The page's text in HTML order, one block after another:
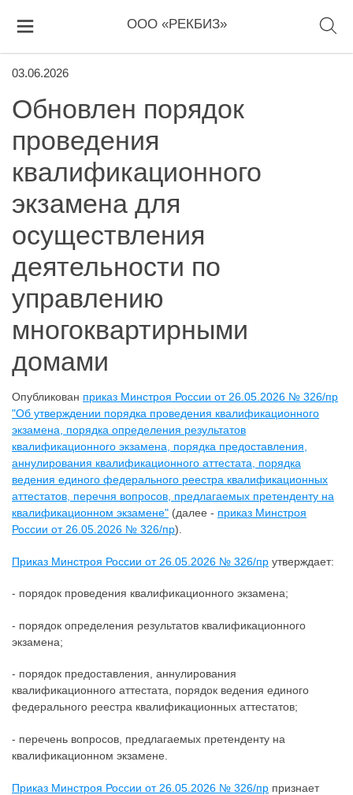
ООО «РЕКБИЗ»
03.06.2026
Обновлен порядок
проведения
квалификационного
экзамена для
осуществления
деятельности по
управлению
многоквартирными
домами
Опубликован приказ Минстроя России от 26.05.2026 № 326/пр
"Об утверждении порядка проведения квалификационного
экзамена, порядка определения результатов
квалификационного экзамена, порядка предоставления,
аннулирования квалификационного аттестата, порядка
ведения единого федерального реестра квалификационных
аттестатов, перечня вопросов, предлагаемых претенденту на
квалификационном экзамене" (далее - приказ Минстроя
России от 26.05.2026 № 326/пр).
Приказ Минстроя России от 26.05.2026 № 326/пр утверждает:
- порядок проведения квалификационного экзамена;
- порядок определения результатов квалификационного
экзамена;
- порядок предоставления, аннулирования
квалификационного аттестата, порядок ведения единого
федерального реестра квалификационных аттестатов;
- перечень вопросов, предлагаемых претенденту на
квалификационном экзамене.
Приказ Минстроя России от 26.05.2026 № 326/пр признает